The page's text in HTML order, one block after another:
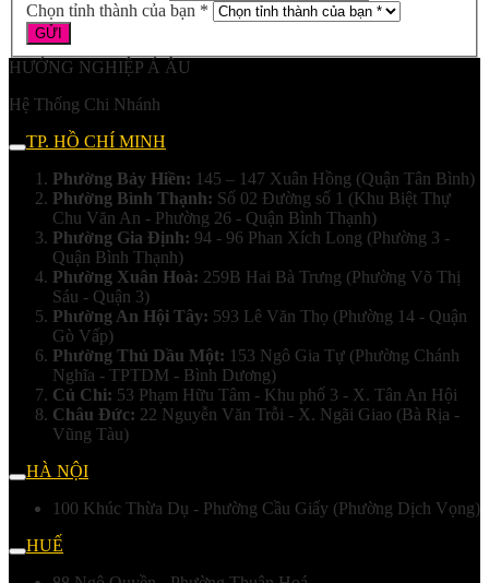
Chọn tỉnh thành của bạn *
HƯỚNG NGHIỆP Á ÂU
Hệ Thống Chi Nhánh
TP. HỒ CHÍ MINH
Phường Bảy Hiền: 145 – 147 Xuân Hồng (Quận Tân Bình)
Phường Bình Thạnh: Số 02 Đường số 1 (Khu Biệt Thự
Chu Văn An - Phường 26 - Quận Bình Thạnh)
Phường Gia Định: 94 - 96 Phan Xích Long (Phường 3 -
Quận Bình Thạnh)
Phường Xuân Hoà: 259B Hai Bà Trưng (Phường Võ Thị
Sáu - Quận 3)
Phường An Hội Tây: 593 Lê Văn Thọ (Phường 14 - Quận
Gò Vấp)
Phường Thủ Dầu Một: 153 Ngô Gia Tự (Phường Chánh
Nghĩa - TPTDM - Bình Dương)
Củ Chi: 53 Phạm Hữu Tâm - Khu phố 3 - X. Tân An Hội
Châu Đức: 22 Nguyễn Văn Trỗi - X. Ngãi Giao (Bà Rịa -
Vũng Tàu)
HÀ NỘI
100 Khúc Thừa Dụ - Phường Cầu Giấy (Phường Dịch Vọng)
HUẾ